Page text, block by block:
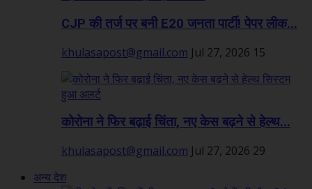
CJP की तर्ज पर बनी E20 जनता पार्टी! पेपर लीक...
khulasapost@gmail.com Jul 27, 2026 15
कोरोना ने फिर बढ़ाई चिंता, नए केस बढ़ने से हेल्थ...
khulasapost@gmail.com Jul 27, 2026 29
अन्य देश